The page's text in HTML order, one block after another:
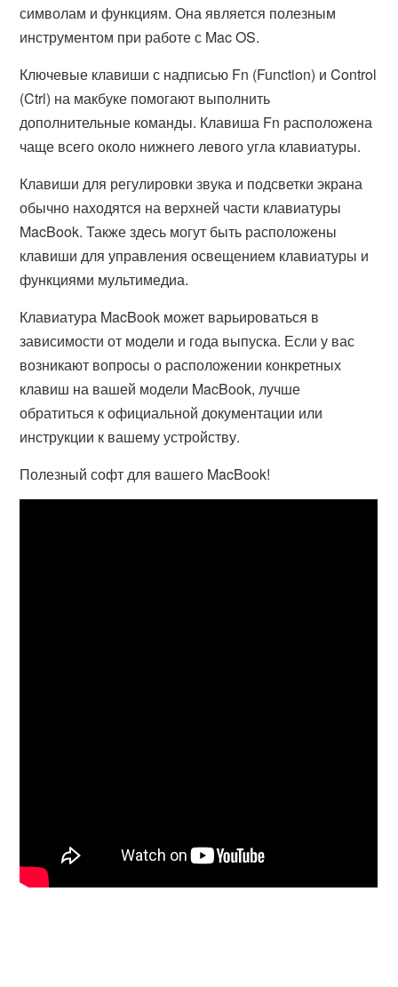
символам и функциям. Она является полезным
инструментом при работе с Mac OS.
Ключевые клавиши с надписью Fn (Function) и Control
(Ctrl) на макбуке помогают выполнить
дополнительные команды. Клавиша Fn расположена
чаще всего около нижнего левого угла клавиатуры.
Клавиши для регулировки звука и подсветки экрана
обычно находятся на верхней части клавиатуры
MacBook. Также здесь могут быть расположены
клавиши для управления освещением клавиатуры и
функциями мультимедиа.
Клавиатура MacBook может варьироваться в
зависимости от модели и года выпуска. Если у вас
возникают вопросы о расположении конкретных
клавиш на вашей модели MacBook, лучше
обратиться к официальной документации или
инструкции к вашему устройству.
Полезный софт для вашего MacBook!